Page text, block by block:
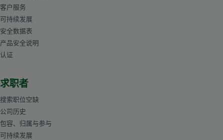
客户服务
可持续发展
安全数据表
产品安全说明
认证
求职者
搜索职位空缺
公司历史
包容、归属与参与
可持续发展